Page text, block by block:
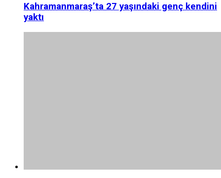
Kahramanmaraş’ta 27 yaşındaki genç kendini
yaktı